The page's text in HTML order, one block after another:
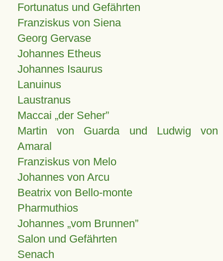
Fortunatus und Gefährten
Franziskus von Siena
Georg Gervase
Johannes Etheus
Johannes Isaurus
Lanuinus
Laustranus
Maccai „der Seher”
Martin von Guarda und Ludwig von
Amaral
Franziskus von Melo
Johannes von Arcu
Beatrix von Bello-monte
Pharmuthios
Johannes vom Brunnen
Salon und Gefährten
Senach